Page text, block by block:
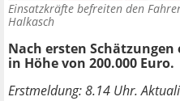
Einsatzkräfte befreiten den
Halkasch
Nach ersten
in Höhe von 200.000 Euro.
Erstmeldung: 8.14 Uhr.